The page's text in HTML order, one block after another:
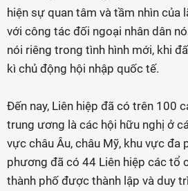
hiện sự quan tâm và tầm nhìn của
với công tác đối ngoại nhân dân
nói riêng trong tình hình mới, khi
kì chủ động hội nhập quốc tế.
Đến nay, Liên hiệp đã có trên 100
trung ương là các hội hữu nghị ở
vực châu Âu, châu Mỹ, khu vực đa
phương đã có 44 Liên hiệp các tổ
thành phố được thành lập và duy